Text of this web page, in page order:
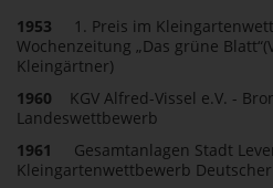
1953
1. Preis im
Wochenzeitung „Das grüne
Kleingärtner)
1960 KGV Alfred-Vissel e.V. -
Landeswettbewerb
1961
Gesamtanlagen Stadt
Kleingartenwettbewerb